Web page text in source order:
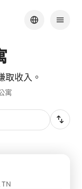
取收入⁠。
寓